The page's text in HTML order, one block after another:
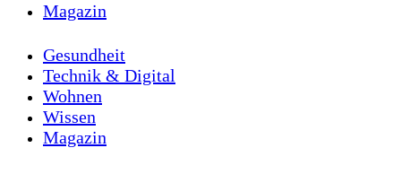
Magazin
Gesundheit
Technik & Digital
Wohnen
Wissen
Magazin